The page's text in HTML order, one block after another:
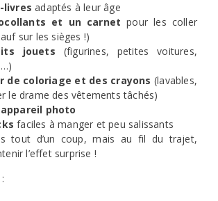
livres adaptés à leur âge
et un carnet pour les coller
sur les sièges !)
jouets (figurines, petites voitures,
de coloriage et des crayons (lavables,
le drame des vêtements tâchés)
photo
faciles à manger et peu salissants
tout d’un coup, mais au fil du trajet,
l’effet surprise !